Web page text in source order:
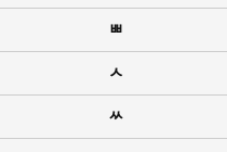
ㅃ
ㅅ
ㅆ